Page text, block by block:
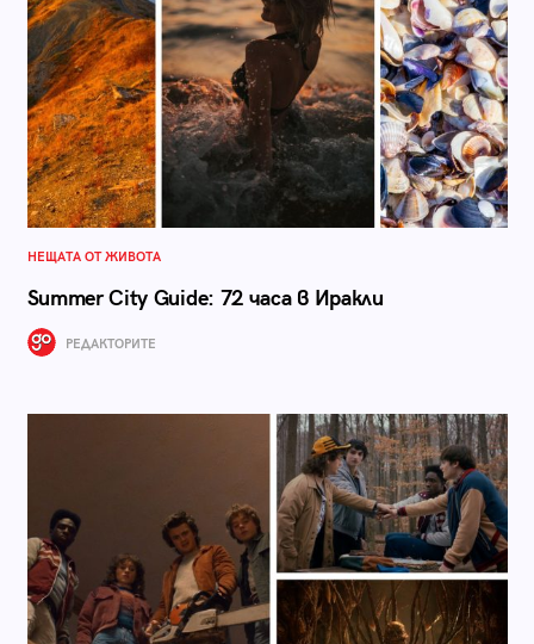
НЕЩАТА ОТ ЖИВОТА
Summer City Guide: 72 часа в Иракли
РЕДАКТОРИТЕ